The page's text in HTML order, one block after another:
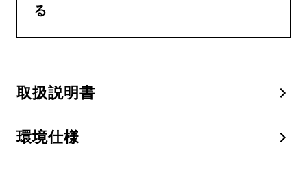
る
取扱説明書
環境仕様